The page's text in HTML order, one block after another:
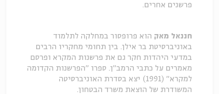
פרשנים אחרים.
חננאל מאק הוא פרופסור במחלקה לתלמוד
באוניברסיטת בר אילן. בין תחומי מחקריו הרבים
במדעי היהדות חקר גם את פרשנות המקרא ופרסם
מאמרים על כתבי הרמב"ן. ספרו "הפרשנות הקדומה
למקרא" (1991) יצא בסדרת האוניברסיטה
המשודרת של הוצאת משרד הבטחון.